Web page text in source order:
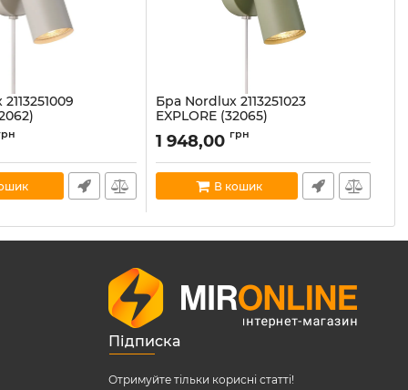
Бра Nordlux 2113251023
EXPLORE (32065)
Артикул:2113251023
В наявності:22
1 948,00 грн
В кошик
Підписка
Отримуйте тільки корисні статті!